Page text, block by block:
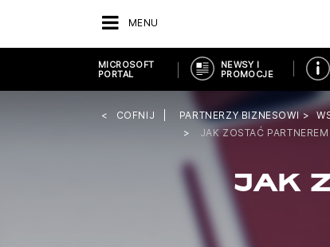
MENU
MICROSOFT
PORTAL
NEWSY I
PROMOCJE
COFNIJ PARTNERZY BIZNESOWI
JAK ZOSTAĆ
JAK